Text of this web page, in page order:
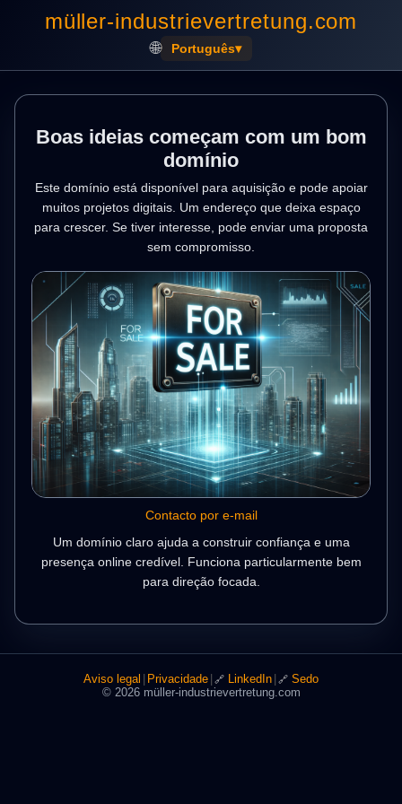
müller-industrievertretung.com
🌐 Português▾
Boas ideias começam com um bom
domínio
Este domínio está disponível para aquisição e pode apoiar
muitos projetos digitais. Um endereço que deixa espaço
para crescer. Se tiver interesse, pode enviar uma proposta
sem compromisso.
Contacto por e-mail
Um domínio claro ajuda a construir confiança e uma
presença online credível. Funciona particularmente bem
para direção focada.
© 2026 müller-industrievertretung.com
Aviso legal | Privacidade | 🔗 LinkedIn | 🔗 Sedo